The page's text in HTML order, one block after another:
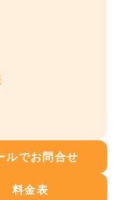
ルでお問合せ
料金表